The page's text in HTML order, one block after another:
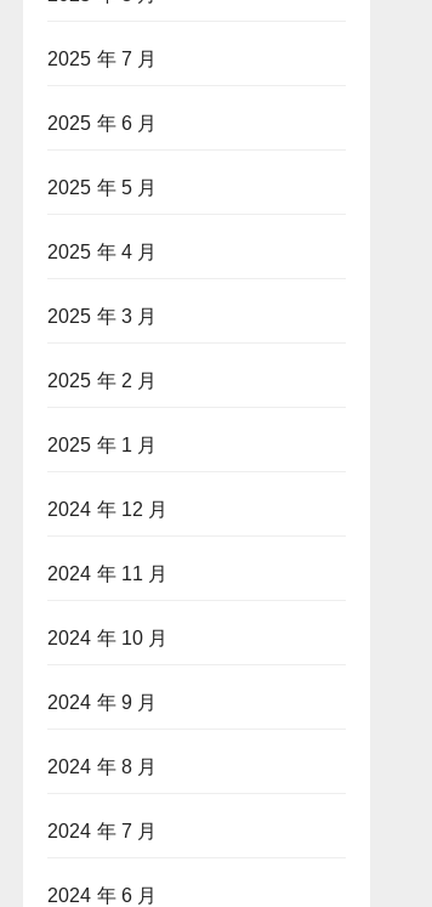
2025 年 7 月
2025 年 6 月
2025 年 5 月
2025 年 4 月
2025 年 3 月
2025 年 2 月
2025 年 1 月
2024 年 12 月
2024 年 11 月
2024 年 10 月
2024 年 9 月
2024 年 8 月
2024 年 7 月
2024 年 6 月